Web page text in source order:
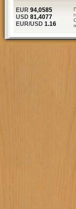
EUR 94,0585
USD 81,4077
EUR/USD 1.16